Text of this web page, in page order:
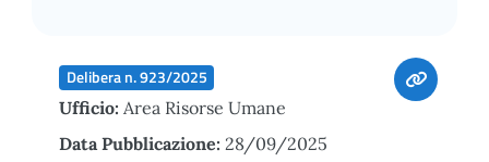
Delibera n. 923/2025
Ufficio: Area Risorse Umane
Data Pubblicazione: 28/09/2025